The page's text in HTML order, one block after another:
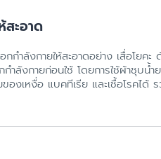
ะอาด
กำลังกายให้สะอาดอย่าง เสื่อโย
ำลังกายก่อนใช้ โดยการใช้ผ้าชุบน้
องเหงื่อ แบคทีเรีย และเชื้อโรคไ